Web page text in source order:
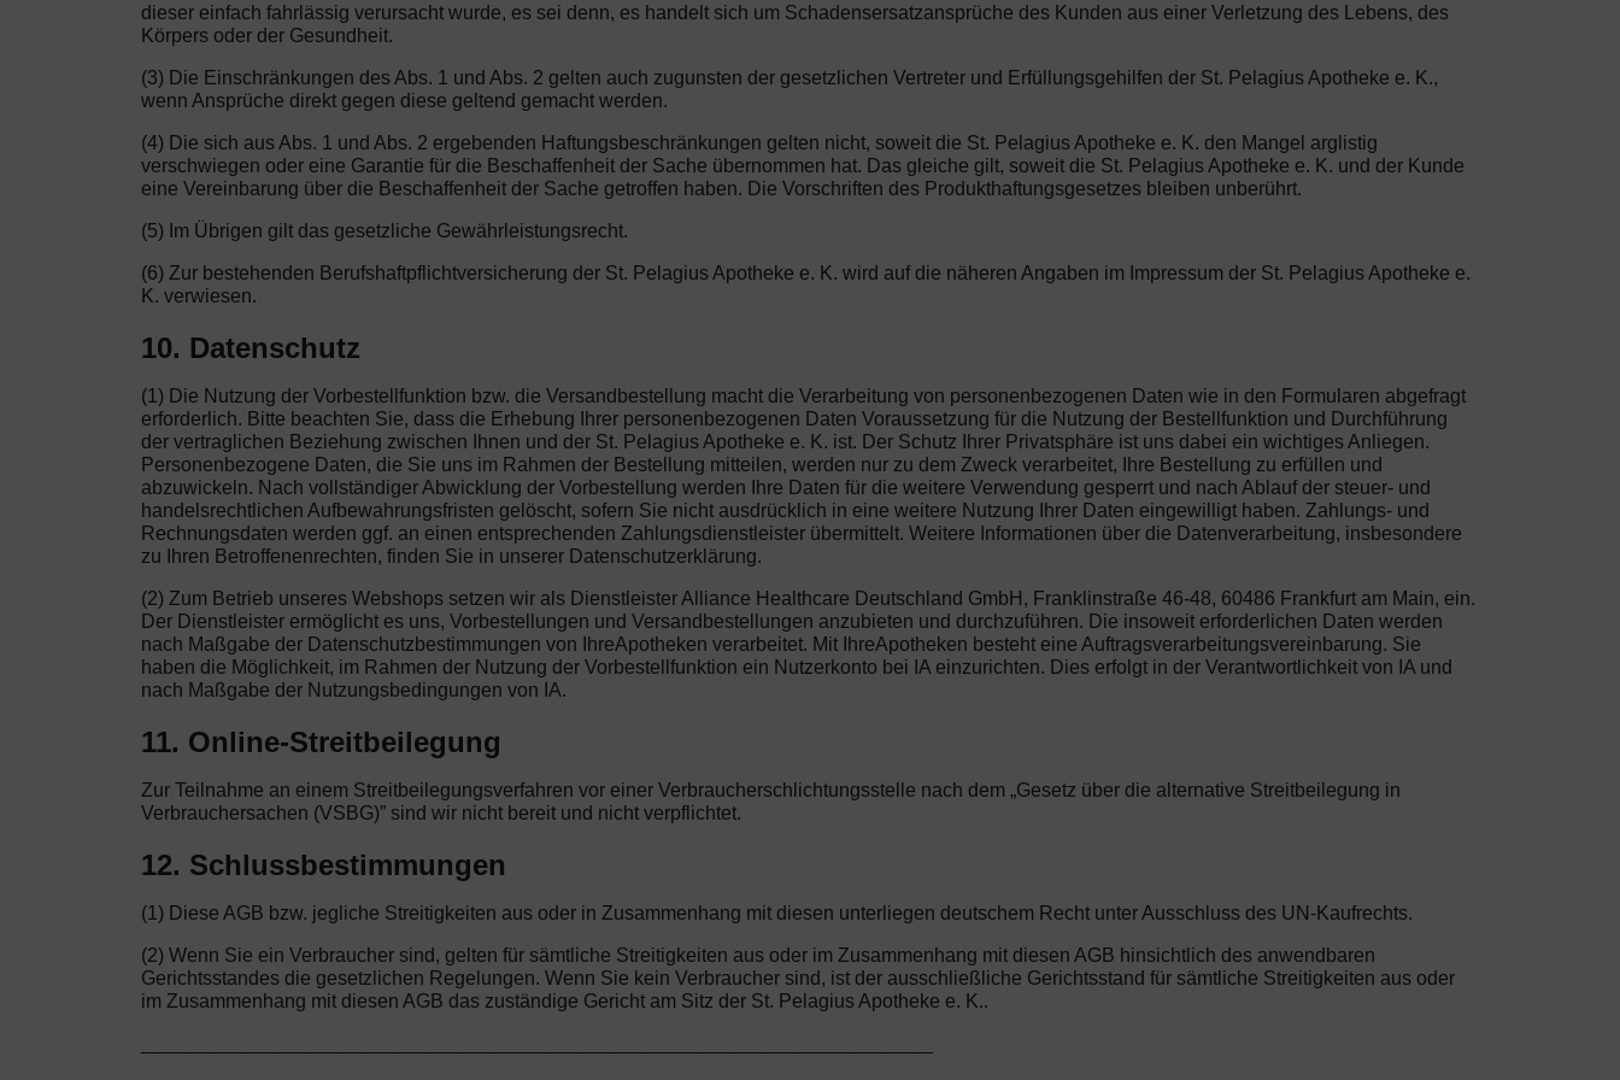
dieser einfach fahrlässig verursacht wurde, es sei denn, es handelt sich um Schadensersatzansprüche des Kunden aus einer Verletzung des Lebens, des
Körpers oder der Gesundheit.
(3) Die Einschränkungen des Abs. 1 und Abs. 2 gelten auch zugunsten der gesetzlichen Vertreter und Erfüllungsgehilfen der St. Pelagius Apotheke e. K.,
wenn Ansprüche direkt gegen diese geltend gemacht werden.
(4) Die sich aus Abs. 1 und Abs. 2 ergebenden Haftungsbeschränkungen gelten nicht, soweit die St. Pelagius Apotheke e. K. den Mangel arglistig
verschwiegen oder eine Garantie für die Beschaffenheit der Sache übernommen hat. Das gleiche gilt, soweit die St. Pelagius Apotheke e. K. und der Kunde
eine Vereinbarung über die Beschaffenheit der Sache getroffen haben. Die Vorschriften des Produkthaftungsgesetzes bleiben unberührt.
(5) Im Übrigen gilt das gesetzliche Gewährleistungsrecht.
(6) Zur bestehenden Berufshaftpflichtversicherung der St. Pelagius Apotheke e. K. wird auf die näheren Angaben im Impressum der St. Pelagius Apotheke e.
K. verwiesen.
10. Datenschutz
(1) Die Nutzung der Vorbestellfunktion bzw. die Versandbestellung macht die Verarbeitung von personenbezogenen Daten wie in den Formularen abgefragt
erforderlich. Bitte beachten Sie, dass die Erhebung Ihrer personenbezogenen Daten Voraussetzung für die Nutzung der Bestellfunktion und Durchführung
der vertraglichen Beziehung zwischen Ihnen und der St. Pelagius Apotheke e. K. ist. Der Schutz Ihrer Privatsphäre ist uns dabei ein wichtiges Anliegen.
Personenbezogene Daten, die Sie uns im Rahmen der Bestellung mitteilen, werden nur zu dem Zweck verarbeitet, Ihre Bestellung zu erfüllen und
abzuwickeln. Nach vollständiger Abwicklung der Vorbestellung werden Ihre Daten für die weitere Verwendung gesperrt und nach Ablauf der steuer- und
handelsrechtlichen Aufbewahrungsfristen gelöscht, sofern Sie nicht ausdrücklich in eine weitere Nutzung Ihrer Daten eingewilligt haben. Zahlungs- und
Rechnungsdaten werden ggf. an einen entsprechenden Zahlungsdienstleister übermittelt. Weitere Informationen über die Datenverarbeitung, insbesondere
zu Ihren Betroffenenrechten, finden Sie in unserer Datenschutzerklärung.
(2) Zum Betrieb unseres Webshops setzen wir als Dienstleister Alliance Healthcare Deutschland GmbH, Franklinstraße 46-48, 60486 Frankfurt am Main, ein.
Der Dienstleister ermöglicht es uns, Vorbestellungen und Versandbestellungen anzubieten und durchzuführen. Die insoweit erforderlichen Daten werden
nach Maßgabe der Datenschutzbestimmungen von IhreApotheken verarbeitet. Mit IhreApotheken besteht eine Auftragsverarbeitungsvereinbarung. Sie
haben die Möglichkeit, im Rahmen der Nutzung der Vorbestellfunktion ein Nutzerkonto bei IA einzurichten. Dies erfolgt in der Verantwortlichkeit von IA und
nach Maßgabe der Nutzungsbedingungen von IA.
11. Online-Streitbeilegung
Zur Teilnahme an einem Streitbeilegungsverfahren vor einer Verbraucherschlichtungsstelle nach dem „Gesetz über die alternative Streitbeilegung in
Verbrauchersachen (VSBG)” sind wir nicht bereit und nicht verpflichtet.
12. Schlussbestimmungen
(1) Diese AGB bzw. jegliche Streitigkeiten aus oder in Zusammenhang mit diesen unterliegen deutschem Recht unter Ausschluss des UN-Kaufrechts.
(2) Wenn Sie ein Verbraucher sind, gelten für sämtliche Streitigkeiten aus oder im Zusammenhang mit diesen AGB hinsichtlich des anwendbaren
Gerichtsstandes die gesetzlichen Regelungen. Wenn Sie kein Verbraucher sind, ist der ausschließliche Gerichtsstand für sämtliche Streitigkeiten aus oder
im Zusammenhang mit diesen AGB das zuständige Gericht am Sitz der St. Pelagius Apotheke e. K..